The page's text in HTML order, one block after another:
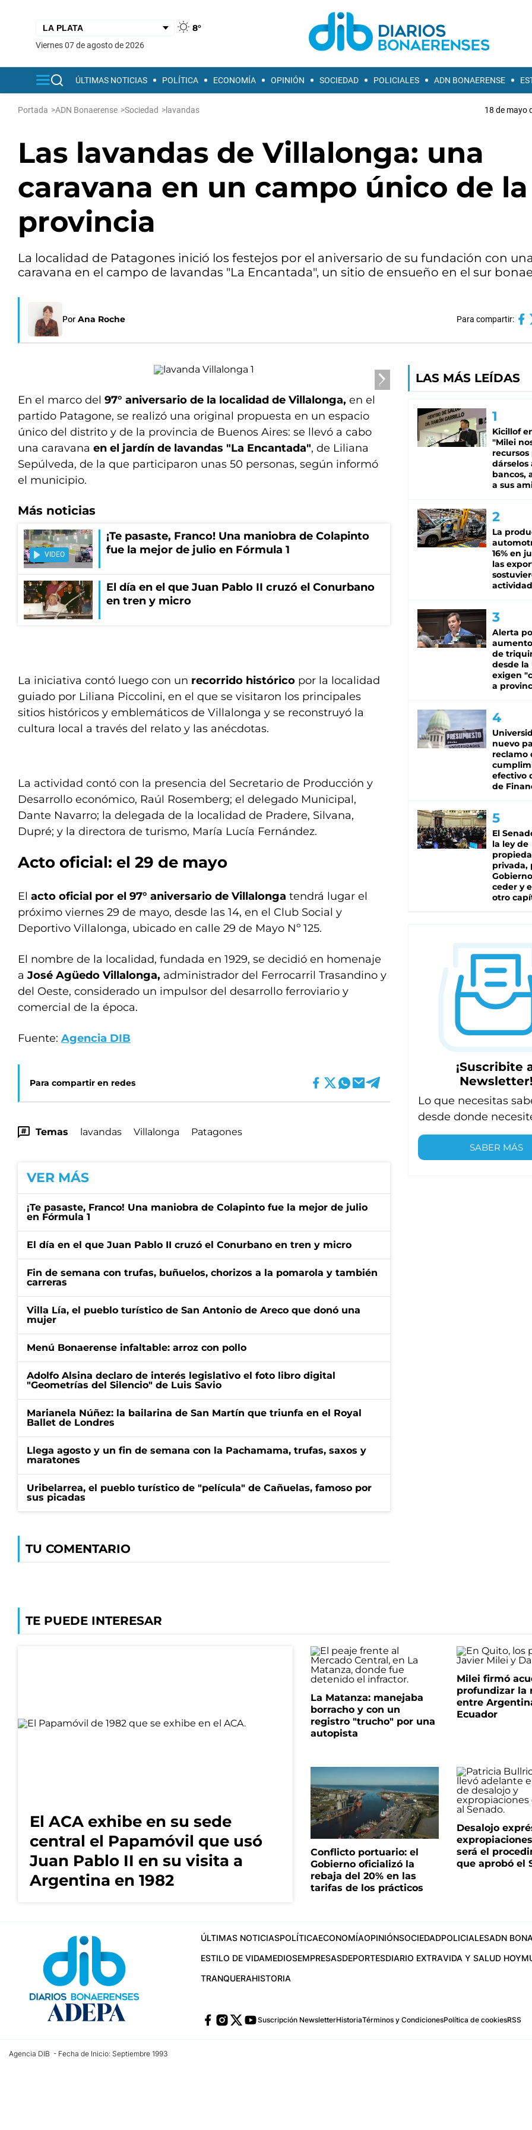
8°
viernes 07 de agosto de 2026
ÚLTIMAS NOTICIAS POLÍTICA ECONOMÍA OPINIÓN SOCIEDAD POLICIALES ADN BONAERENSE
Portada >ADN Bonaerense >Sociedad >lavandas 18 de mayo
Las lavandas de Villalonga: una
caravana en un campo único de la
provincia
La localidad de Patagones inició los festejos por el aniversario de su fundación con una
caravana en el campo de lavandas "La Encantada", un sitio de ensueño en el sur
Por Ana Roche Para compartir:
En el marco del 97° aniversario de la localidad de Villalonga, en el
partido Patagone, se realizó una original propuesta en un espacio
único del distrito y de la provincia de Buenos Aires: se llevó a cabo
una caravana en el jardín de lavandas "La Encantada", de Liliana
Sepúlveda, de la que participaron unas 50 personas, según informó
el municipio.
Más noticias
VIDEO
¡Te pasaste, Franco! Una maniobra de Colapinto
fue la mejor de julio en Fórmula 1
El día en el que Juan Pablo II cruzó el Conurbano
en tren y micro
La iniciativa contó luego con un recorrido histórico por la localidad
guiado por Liliana Piccolini, en el que se visitaron los principales
sitios históricos y emblemáticos de Villalonga y se reconstruyó la
cultura local a través del relato y las anécdotas.
La actividad contó con la presencia del Secretario de Producción y
Desarrollo económico, Raúl Rosemberg; el delegado Municipal,
Dante Navarro; la delegada de la localidad de Pradere, Silvana,
Dupré; y la directora de turismo, María Lucía Fernández.
Acto oficial: el 29 de mayo
El acto oficial por el 97° aniversario de Villalonga tendrá lugar el
próximo viernes 29 de mayo, desde las 14, en el Club Social y
Deportivo Villalonga, ubicado en calle 29 de Mayo Nº 125.
El nombre de la localidad, fundada en 1929, se decidió en homenaje
a José Agüedo Villalonga, administrador del Ferrocarril Trasandino y
del Oeste, considerado un impulsor del desarrollo ferroviario y
comercial de la época.
Fuente: Agencia DIB
Para compartir en redes
Temas lavandas Villalonga Patagones
VER MÁS
¡Te pasaste, Franco! Una maniobra de Colapinto fue la mejor de julio
en Fórmula 1
El día en el que Juan Pablo II cruzó el Conurbano en tren y micro
Fin de semana con trufas, buñuelos, chorizos a la pomarola y también
carreras
Villa Lía, el pueblo turístico de San Antonio de Areco que donó una
mujer
Menú Bonaerense infaltable: arroz con pollo
Adolfo Alsina declaro de interés legislativo el foto libro digital
"Geometrías del Silencio" de Luis Savio
Marianela Núñez: la bailarina de San Martín que triunfa en el Royal
Ballet de Londres
Llega agosto y un fin de semana con la Pachamama, trufas, saxos y
maratones
Uribelarrea, el pueblo turístico de "película" de Cañuelas, famoso por
sus picadas
TU COMENTARIO
LAS MÁS LEÍDAS
Kicillof
"Milei
recursos
dárselos
bancos,
a sus
La
16% en
las
actividad
Alerta
de
desde la
exigen
a
nuevo
reclamo
efectivo
de
El
la ley de
privada,
ceder y
otro
¡Suscribite
Newsletter!
Lo que necesitas
desde donde
SABER MÁS
TE PUEDE INTERESAR
El ACA exhibe en su sede
central el Papamóvil que usó
Juan Pablo II en su visita a
Argentina en 1982
La Matanza: manejaba
borracho y con un
registro "trucho" por una
autopista
Milei firmó
profundizar la
entre
Ecuador
Conflicto portuario: el
Gobierno oficializó la
rebaja del 20% en las
tarifas de los prácticos
Desalojo
será el
que aprobó el
ÚLTIMAS NOTICIASPOLÍTICAECONOMÍAOPINIÓNSOCIEDADPOLICIALESADN
ESTILO DE VIDAMEDIOSEMPRESASDEPORTESDIARIO EXTRAVIDA Y SALUD HOY
TRANQUERAHISTORIA
Suscripción NewsletterHistoriaTérminos y CondicionesPolítica de cookiesRSS
Agencia DIB - Fecha de Inicio: Septiembre 1993